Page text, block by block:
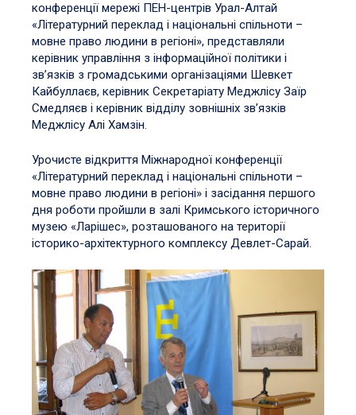
конференції мережі ПЕН-центрів Урал-Алтай
«Літературний переклад і національні спільноти –
мовне право людини в регіоні», представляли
керівник управління з інформаційної політики і
зв’язків з громадськими організаціями Шевкет
Кайбуллаєв, керівник Секретаріату Меджлісу Заїр
Смедляєв і керівник відділу зовнішніх зв’язків
Меджлісу Алі Хамзін.
Урочисте відкриття Міжнародної конференції
«Літературний переклад і національні спільноти –
мовне право людини в регіоні» і засідання першого
дня роботи пройшли в залі Кримського історичного
музею «Ларішес», розташованого на території
історико-архітектурного комплексу Девлет-Сарай.